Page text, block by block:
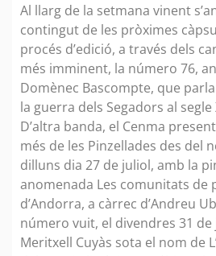
Al llarg de la setmana vinent
contingut de les pròximes
procés d’edició, a través dels
més imminent, la número 76,
Domènec Bascompte, que
la guerra dels Segadors al segle
D’altra banda, el Cenma
més de les Pinzellades des del
dilluns dia 27 de juliol, amb la
anomenada Les comunitats de
d’Andorra, a càrrec d’Andreu
número vuit, el divendres 31
Meritxell Cuyàs sota el nom de